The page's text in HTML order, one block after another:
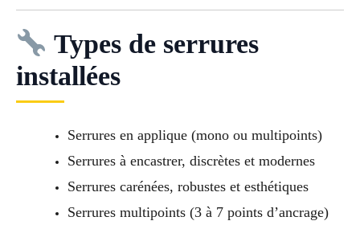
Types de serrures
installées
Serrures en applique (mono ou multipoints)
Serrures à encastrer, discrètes et modernes
Serrures carénées, robustes et esthétiques
Serrures multipoints (3 à 7 points d’ancrage)